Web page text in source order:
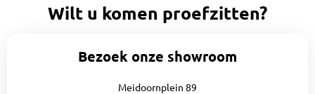
Wilt u komen proefzitten?
Bezoek onze showroom
Meidoornplein 89